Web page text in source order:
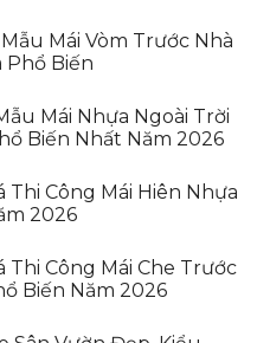
Mẫu Mái Vòm Trước Nhà
Phổ Biến
Mái Nhựa Ngoài Trời
Biến Nhất Năm 2026
Thi Công Mái Hiên Nhựa
2026
Thi Công Mái Che Trước
Biến Năm 2026